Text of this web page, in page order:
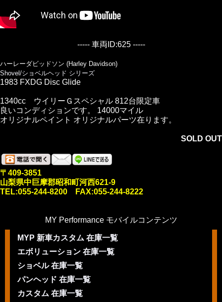
----- 車両ID:625 -----
ハーレーダビッドソン (Harley Davidson)
Shovel/ショベルヘッド シリーズ
1983 FXDG Disc Glide
1340cc ウイリーＧスペシャル 812台限定車
良いコンディションです。 14000マイル
オリジナルペイント オリジナルパーツ在ります。
SOLD OUT
〒409-3851
山梨県中巨摩郡昭和町河西621-9
TEL:055-244-8200 FAX:055-244-8222
MY Performance モバイルコンテンツ
MYP 新車カスタム 在庫一覧
エボリューション 在庫一覧
ショベル 在庫一覧
パンヘッド 在庫一覧
カスタム 在庫一覧